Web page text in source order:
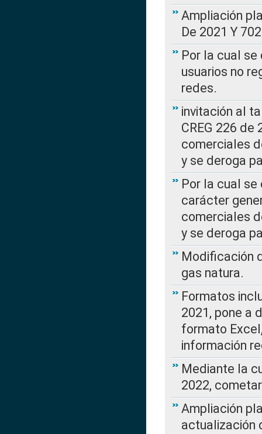
Ampliación
De 2021 Y
Por la cual
usuarios no
redes.
invitación al
CREG 226
comerciales
y se deroga
Por la cual
carácter
comerciales
y se deroga
Modificación
gas natura.
Formatos
2021, pone a
formato
información
Mediante la
2022,
Ampliación
actualización